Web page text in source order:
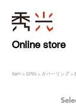
Online store
​Item > SPIN > カバーリング >